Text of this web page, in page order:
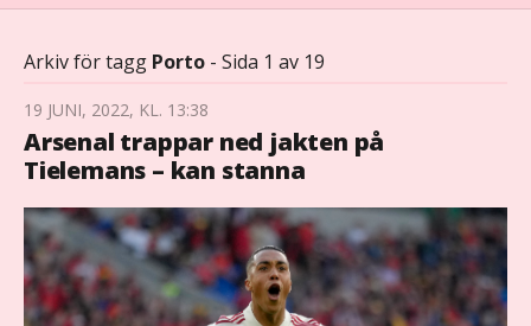
Arkiv för tagg Porto - Sida 1 av 19
19 JUNI, 2022, KL. 13:38
Arsenal trappar ned jakten på
Tielemans – kan stanna